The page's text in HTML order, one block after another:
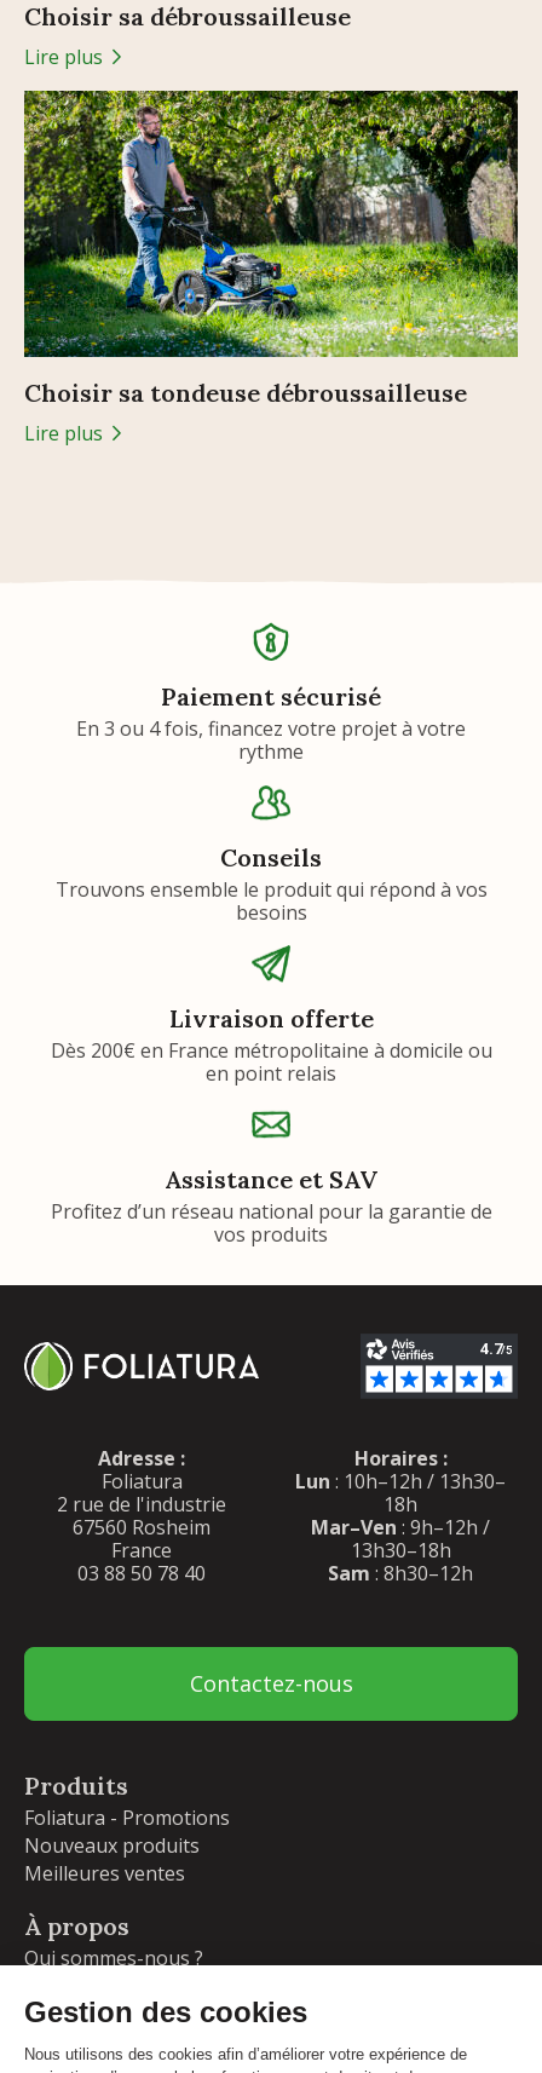
Choisir sa débroussailleuse
Lire plus
Choisir sa tondeuse débroussailleuse
Lire plus
Paiement sécurisé
En 3 ou 4 fois, financez votre projet à votre
rythme
Conseils
Trouvons ensemble le produit qui répond à vos
besoins
Livraison offerte
Dès 200€ en France métropolitaine à domicile ou
en point relais
Assistance et SAV
Profitez d’un réseau national pour la garantie de
vos produits
Adresse :
Foliatura
2 rue de l'industrie
67560 Rosheim
France
03 88 50 78 40
Horaires :
Lun : 10h–12h / 13h30–
18h
Mar–Ven : 9h–12h /
13h30–18h
Sam : 8h30–12h
Contactez-nous
Produits
Foliatura - Promotions
Nouveaux produits
Meilleures ventes
À propos
Qui sommes-nous ?
Livraisons et retours
Blog